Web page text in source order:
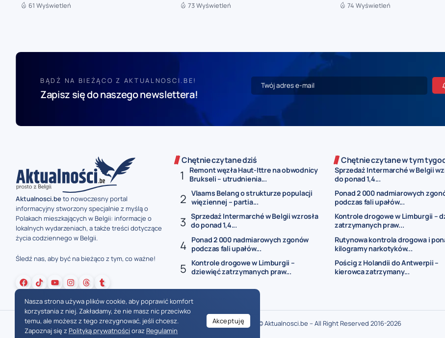
61 Wyświetleń 73 Wyświetleń 74 Wyświetleń
BĄDŹ NA BIEŻĄCO Z AKTUALNOSCI.BE!
Zapisz się do naszego newslettera!
Aktualnosci.beto nowoczesny portal
informacyjny stworzony specjalnie z myślą o
Polakach mieszkających w Belgii: informacje o
lokalnych wydarzeniach, a także treści dotyczące
życia codziennego w Belgii.
Śledź nas, aby być na bieżąco z tym, co ważne!
Chętnie czytane dziś
Remont węzła Haut-Ittre na obwodnicy
Brukseli – utrudnienia...
Vlaams Belang o strukturze populacji
więziennej – partia...
Sprzedaż Intermarché w Belgii wzrosła
do ponad 1,4...
Ponad 2 000 nadmiarowych zgonów
podczas fali upałów...
Kontrole drogowe w Limburgii –
dziewięć zatrzymanych praw...
Chętnie czytane w tym
Sprzedaż Intermarché w Belgii
do ponad 1,4...
Ponad 2 000 nadmiarowych
podczas fali upałów...
Kontrole drogowe w Limburgii –
zatrzymanych praw...
Rutynowa kontrola drogowa i
kilogramy narkotyków...
Pościg z Holandii do Antwerpii –
kierowca zatrzymany...
© Aktualnosci.be – All Right Reserved 2016-2026
Nasza strona używa plików cookie, aby poprawić komfort
korzystania z niej. Zakładamy, że nie masz nic przeciwko
temu, ale możesz z tego zrezygnować, jeśli chcesz.
Zapoznaj się z Polityką prywatności oraz Regulamin
Akceptuję